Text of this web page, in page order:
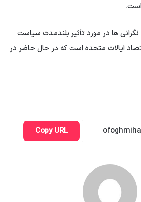
نگرانی ها در مورد تأثیر بلندمدت سیاست
ایالات متحده است که در حال حاضر در
Copy URL